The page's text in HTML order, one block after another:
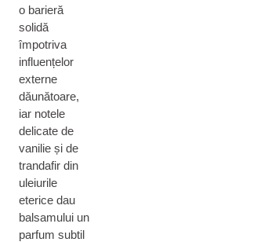
o barieră
solidă
împotriva
influențelor
externe
dăunătoare,
iar notele
delicate de
vanilie și de
trandafir din
uleiurile
eterice dau
balsamului un
parfum subtil